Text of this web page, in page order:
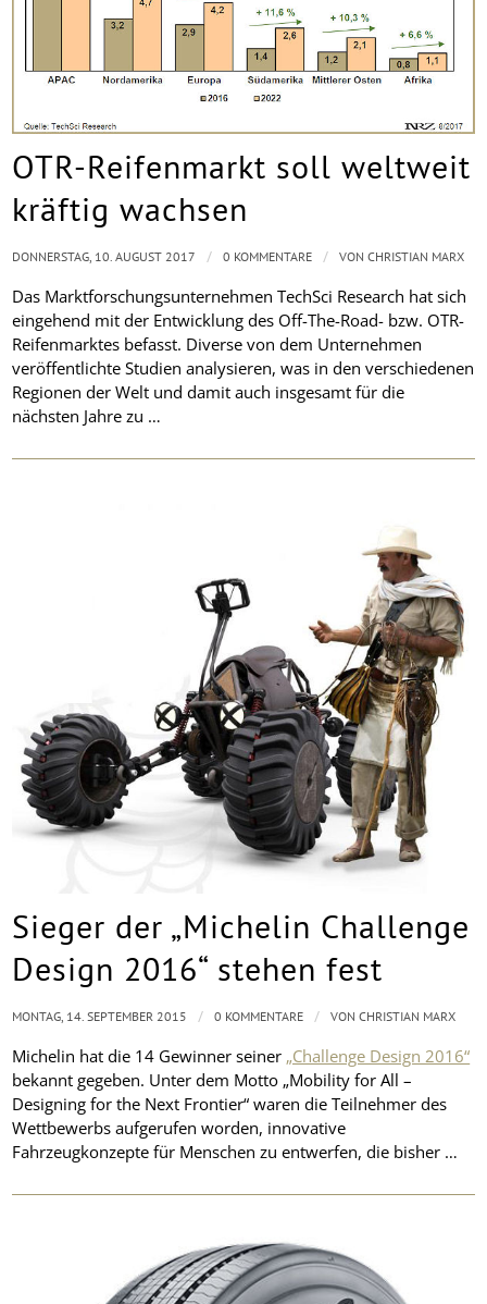
OTR-Reifenmarkt soll weltweit
kräftig wachsen
Das Marktforschungsunternehmen TechSci Research hat sich
eingehend mit der Entwicklung des Off-The-Road- bzw. OTR-
Reifenmarktes befasst. Diverse von dem Unternehmen
veröffentlichte Studien analysieren, was in den verschiedenen
Regionen der Welt und damit auch insgesamt für die
nächsten Jahre zu …
DONNERSTAG, 10. AUGUST 2017 / 0 KOMMENTARE / VONCHRISTIAN MARX
Sieger der „Michelin Challenge
Design 2016“ stehen fest
Michelin hat die 14 Gewinner seiner „Challenge Design 2016“
bekannt gegeben. Unter dem Motto „Mobility for All –
Designing for the Next Frontier“ waren die Teilnehmer des
Wettbewerbs aufgerufen worden, innovative
Fahrzeugkonzepte für Menschen zu entwerfen, die bisher …
MONTAG, 14. SEPTEMBER 2015 / 0 KOMMENTARE / VONCHRISTIAN MARX